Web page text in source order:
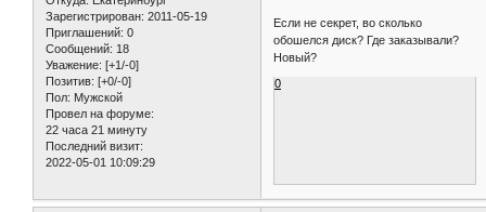
Зарегистрирован: 2011-05-19
Приглашений: 0
Сообщений: 18
Уважение: [+1/-0]
Позитив: [+0/-0]
Пол: Мужской
Провел на форуме:
22 часа 21 минуту
Последний визит:
2022-05-01 10:09:29
Если не секрет, во сколько
обошелся диск? Где заказывали?
Новый?
0